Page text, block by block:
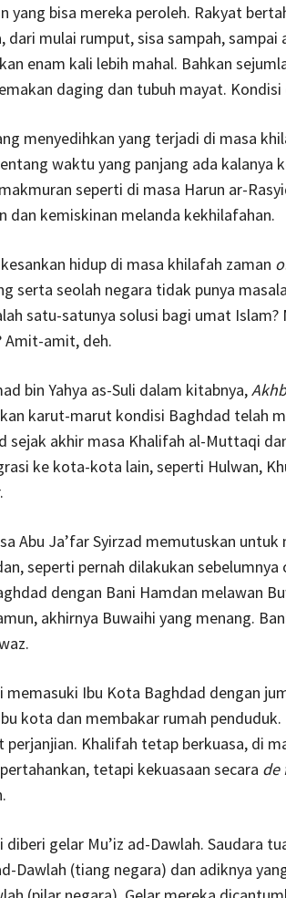
yang bisa mereka peroleh. Rakyat
dari mulai rumput, sisa sampah, sampai
enam kali lebih mahal. Bahkan
daging dan tubuh mayat.
menyedihkan yang terjadi di masa
waktu yang panjang ada kalanya
seperti di masa Harun ar-
dan kemiskinan melanda kekhilafahan.
hidup di masa khilafah zaman
serta seolah negara tidak punya
satu-satunya solusi bagi umat Islam?
Amit-amit, deh.
bin Yahya as-Suli dalam kitabnya,
karut-marut kondisi Baghdad telah
sejak akhir masa Khalifah al-Muttaqi
ke kota-kota lain, seperti Hulwan,
Abu Ja’far Syirzad memutuskan
seperti pernah dilakukan sebelumnya
dengan Bani Hamdan melawan
akhirnya Buwaihi yang menang.
memasuki Ibu Kota Baghdad dengan
kota dan membakar rumah
perjanjian. Khalifah tetap berkuasa, di
tetapi kekuasaan secara de
gelar Mu’iz ad-Dawlah. Saudara
Dawlah (tiang negara) dan adiknya